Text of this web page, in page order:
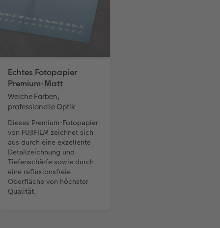
Echtes Fotopapier
Premium-Matt
Weiche Farben,
professionelle Optik
Dieses Premium-Fotopapier
von FUJIFILM zeichnet sich
aus durch eine exzellente
Detailzeichnung und
Tiefenschärfe sowie durch
eine reflexionsfreie
Oberfläche von höchster
Qualität.